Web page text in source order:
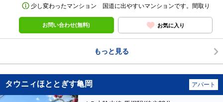
少し変わったマンション 国道に出やすいマンションです。間取り
お問い合わせ(無料) お気に入り
もっと見る
タウニィほととぎす亀岡 アパート